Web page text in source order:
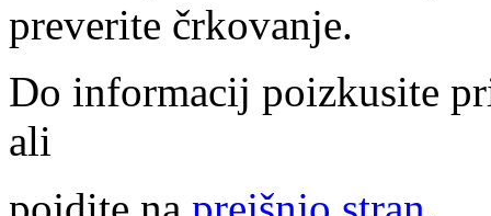
preverite črkovanje.
Do informacij poizkusite
ali